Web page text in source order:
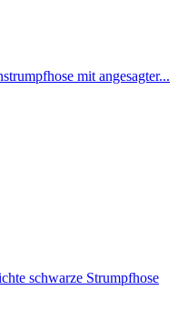
mit angesagter...
schwarze Strumpfhose